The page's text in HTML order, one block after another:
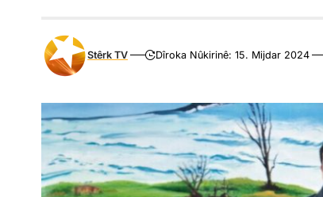
Stêrk TV Dîroka Nûkirinê: 15. Mijdar 2024